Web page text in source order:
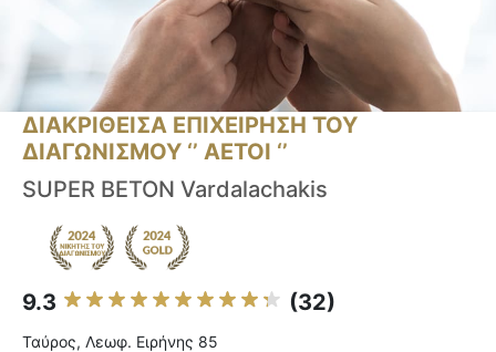
ΔΙΑΚΡΙΘΕΙΣΑ ΕΠΙΧΕΙΡΗΣΗ ΤΟΥ
ΔΙΑΓΩΝΙΣΜΟΥ ‘’ ΑΕΤΟΙ ‘’
SUPER BETON Vardalachakis
9.3 (32)
Ταύρος, Λεωφ. Ειρήνης 85